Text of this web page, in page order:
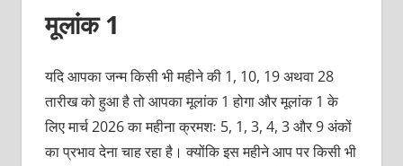
मूलांक 1
यदि आपका जन्म किसी भी महीने की 1, 10, 19 अथवा 28
तारीख को हुआ है तो आपका मूलांक 1 होगा और मूलांक 1 के
लिए मार्च 2026 का महीना क्रमशः 5, 1, 3, 4, 3 और 9 अंकों
का प्रभाव देना चाह रहा है। क्योंकि इस महीने आप पर किसी भी